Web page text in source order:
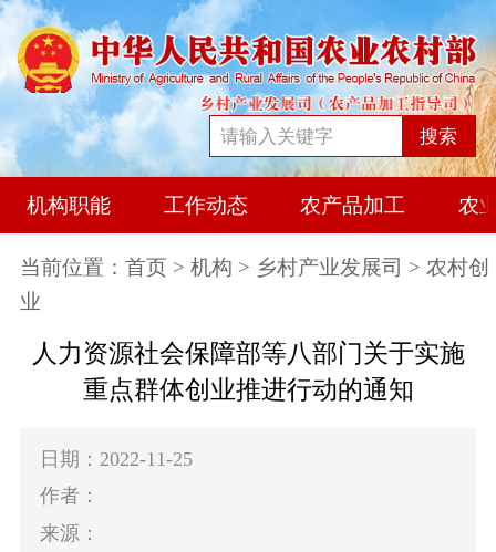
搜索
机构职能 工作动态 农产品加工 农
当前位置： 首页 > 机构 > 乡村产业发展司 > 农村创
业
人力资源社会保障部等八部门关于实施
重点群体创业推进行动的通知
日期：2022-11-25
作者：
来源：